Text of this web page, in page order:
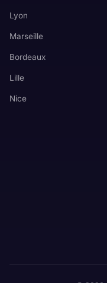
Lyon
Marseille
Bordeaux
Lille
Nice